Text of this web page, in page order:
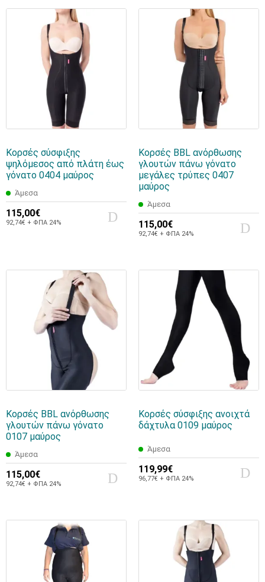
Κορσές σύσφιξης
ψηλόμεσος από πλάτη έως
γόνατο 0404 μαύρος
Άμεσα
115,00€
92,74€ + ΦΠΑ 24%
Κορσές BBL ανόρθωσης
γλουτών πάνω γόνατο
μεγάλες τρύπες 0407
μαύρος
Άμεσα
115,00€
92,74€ + ΦΠΑ 24%
Κορσές BBL ανόρθωσης
γλουτών πάνω γόνατο
0107 μαύρος
Άμεσα
115,00€
92,74€ + ΦΠΑ 24%
Κορσές σύσφιξης ανοιχτά
δάχτυλα 0109 μαύρος
Άμεσα
119,99€
96,77€ + ΦΠΑ 24%